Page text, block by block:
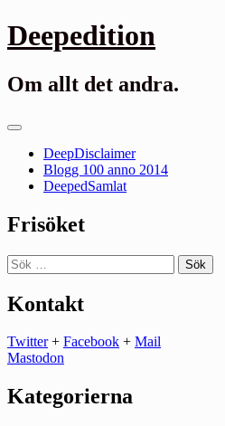
Gå
till
Deepedition
Om allt det andra.
Primär
DeepDisclaimer
Blogg 100 anno 2014
DeepedSamlat
Frisöket
Sök
efter:
Kontakt
Twitter+ Facebook + Mail
Mastodon
Kategorierna